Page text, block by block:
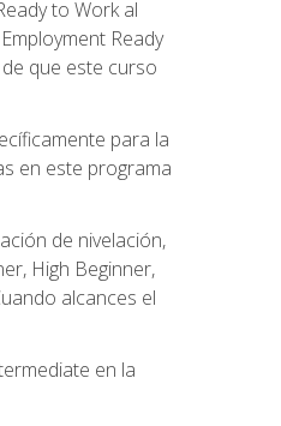
to Work al
Ready
que este curso
para la
en este programa
de nivelación,
High Beginner,
alcances el
en la